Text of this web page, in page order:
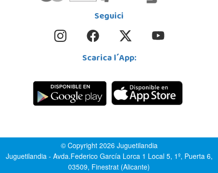
Seguici
Scarica l´App:
© Copyright 2026 Juguetilandia
Juguetilandia - Avda.Federico García Lorca 1 Local 5, 1º, Puerta 6,
03509, Finestrat (Alicante)